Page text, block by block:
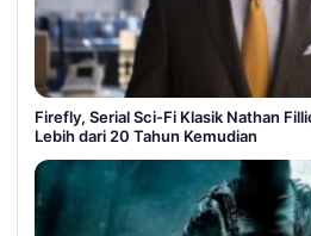
Firefly, Serial Sci-Fi Klasik Nathan
Lebih dari 20 Tahun Kemudian